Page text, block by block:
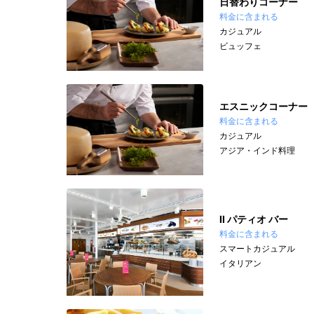
料金に含まれる
カジュアル
ビュッフェ
エスニックコーナー
料金に含まれる
カジュアル
アジア・インド料理
II パティオ バー
料金に含まれる
スマートカジュアル
イタリアン